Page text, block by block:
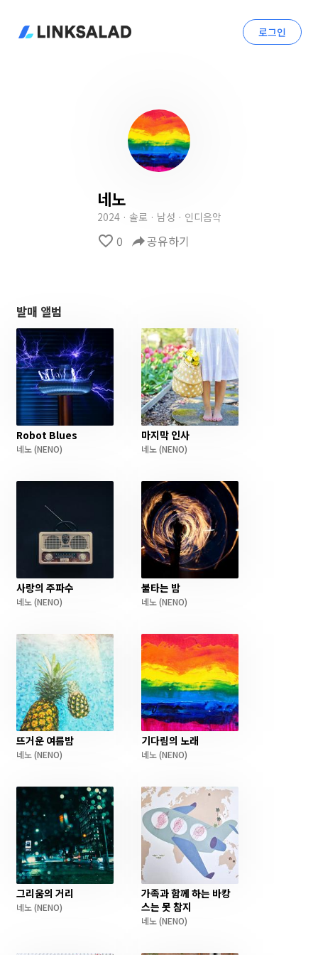
로그인
네노
2024 · 솔로 · 남성 · 인디음악
favorite_border 0 reply공유하기
발매 앨범
Robot Blues
네노(NENO)
마지막 인사
네노(NENO)
사랑의 주파수
네노(NENO)
불타는 밤
네노(NENO)
뜨거운 여름밤
네노(NENO)
기다림의 노래
네노(NENO)
그리움의 거리
네노(NENO)
가족과 함께 하는 바캉
스는 못 참지
네노(NENO)